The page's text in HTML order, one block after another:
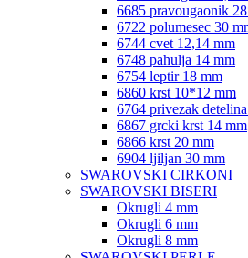
6685 pravougaonik
6722 polumesec 30
6744 cvet 12,14 mm
6748 pahulja 14 mm
6754 leptir 18 mm
6860 krst 10*12 mm
6764 privezak
6867 grcki krst 14 mm
6866 krst 20 mm
6904 ljiljan 30 mm
SWAROVSKI CIRKONI
SWAROVSKI BISERI
Okrugli 4 mm
Okrugli 6 mm
Okrugli 8 mm